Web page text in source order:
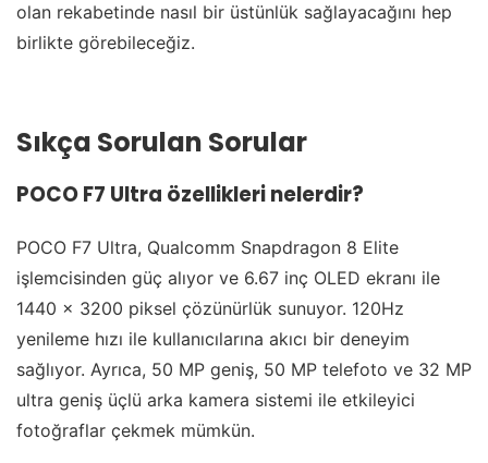
olan rekabetinde nasıl bir üstünlük sağlayacağını hep
birlikte görebileceğiz.
Sıkça Sorulan Sorular
POCO F7 Ultra özellikleri nelerdir?
POCO F7 Ultra, Qualcomm Snapdragon 8 Elite
işlemcisinden güç alıyor ve 6.67 inç OLED ekranı ile
1440 x 3200 piksel çözünürlük sunuyor. 120Hz
yenileme hızı ile kullanıcılarına akıcı bir deneyim
sağlıyor. Ayrıca, 50 MP geniş, 50 MP telefoto ve 32 MP
ultra geniş üçlü arka kamera sistemi ile etkileyici
fotoğraflar çekmek mümkün.